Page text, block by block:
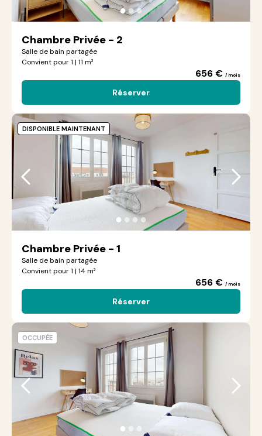
●●●
Chambre Privée - 2
Salle de bain partagée
Convient pour 1 | 11 m²
656 € / mois
Réserver
● ●●●
Chambre Privée - 1
Salle de bain partagée
Convient pour 1 | 14 m²
656 € / mois
Réserver
DISPONIBLE MAINTENANT
● ● ●
OCCUPÉE